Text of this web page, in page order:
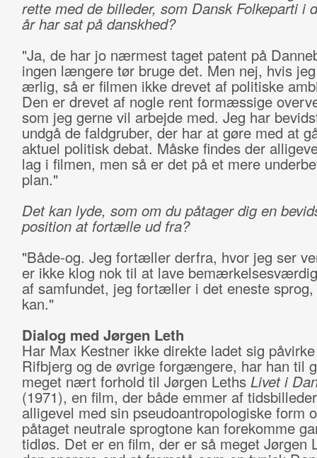
rette med de billeder, som Dansk Folkeparti i
år har sat på danskhed?
"Ja, de har jo nærmest taget patent på
ingen længere tør bruge det. Men nej, hvis
ærlig, så er filmen ikke drevet af politiske
Den er drevet af nogle rent formæssige
som jeg gerne vil arbejde med. Jeg har
undgå de faldgruber, der har at gøre med at
aktuel politisk debat. Måske findes der
lag i filmen, men så er det på et mere
plan."
Det kan lyde, som om du påtager dig en
position at fortælle ud fra?
"Både-og. Jeg fortæller derfra, hvor jeg ser
er ikke klog nok til at lave
af samfundet, jeg fortæller i det eneste
kan."
Dialog med Jørgen Leth
Har Max Kestner ikke direkte ladet sig
Rifbjerg og de øvrige forgængere, har han til
meget nært forhold til Jørgen Leths Livet i
(1971), en film, der både emmer af
alligevel med sin pseudoantropologiske form
påtaget neutrale sprogtone kan forekomme
tidløs. Det er en film, der er så meget Jørgen